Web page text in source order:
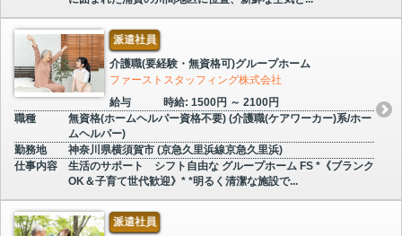
派遣社員
介護職(要経験・無資格可)グループホーム
ファーストスタッフィング株式会社
給与
時給: 1500円 ～ 2100円
職種
無資格(ホームヘルパー資格不要) (介護職(ケアワーカー)系/ホー
ムヘルパー)
勤務地
神奈川県横須賀市 (京急久里浜線京急久里浜)
仕事内容
生活のサポート シフト自由な グループホーム FS *《ブランク
OK＆子育て世代歓迎》* *明るく清潔な施設で...
派遣社員